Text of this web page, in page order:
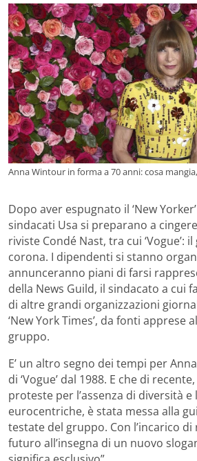
Anna Wintour in forma a 70 anni: cosa
Dopo aver espugnato il ‘New Yorker’
sindacati Usa si preparano a
riviste Condé Nast, tra cui ‘Vogue’:
corona. I dipendenti si stanno
annunceranno piani di farsi
della News Guild, il sindacato a cui
di altre grandi organizzazioni
‘New York Times’, da fonti apprese
gruppo.
E’ un altro segno dei tempi per
di ‘Vogue’ dal 1988. E che di
proteste per l’assenza di diversità
eurocentriche, è stata messa alla
testate del gruppo. Con l’incarico
futuro all’insegna di un nuovo